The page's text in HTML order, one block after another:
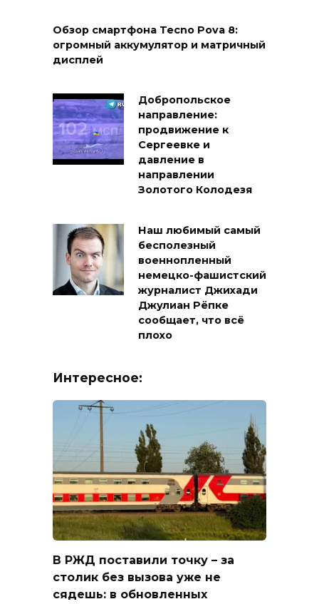
Обзор смартфона Tecno Pova 8:
огромный аккумулятор и матричный
дисплей
Добропольское
направление:
продвижение к
Сергеевке и
давление в
направлении
Золотого Колодезя
Наш любимый самый
бесполезный
военнопленный
немецко-фашистский
журналист Джихади
Джулиан Рёпке
сообщает, что всё
плохо
Интересное:
В РЖД поставили точку – за
столик без вызова уже не
сядешь: в обновленных